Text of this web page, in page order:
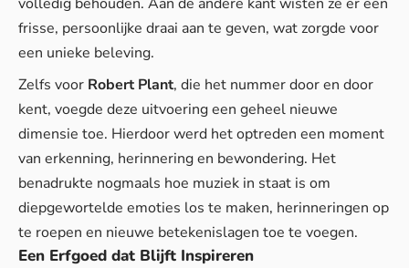
volledig behouden. Aan de andere kant wisten ze er een
frisse, persoonlijke draai aan te geven, wat zorgde voor
een unieke beleving.
Zelfs voor Robert Plant, die het nummer door en door
kent, voegde deze uitvoering een geheel nieuwe
dimensie toe. Hierdoor werd het optreden een moment
van erkenning, herinnering en bewondering. Het
benadrukte nogmaals hoe muziek in staat is om
diepgewortelde emoties los te maken, herinneringen op
te roepen en nieuwe betekenislagen toe te voegen.
Een Erfgoed dat Blijft Inspireren